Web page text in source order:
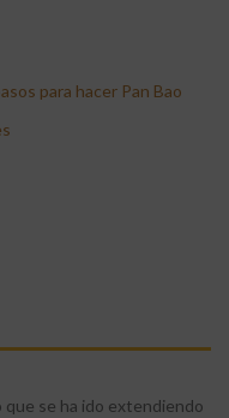
para hacer Pan Bao
que se ha ido extendiendo